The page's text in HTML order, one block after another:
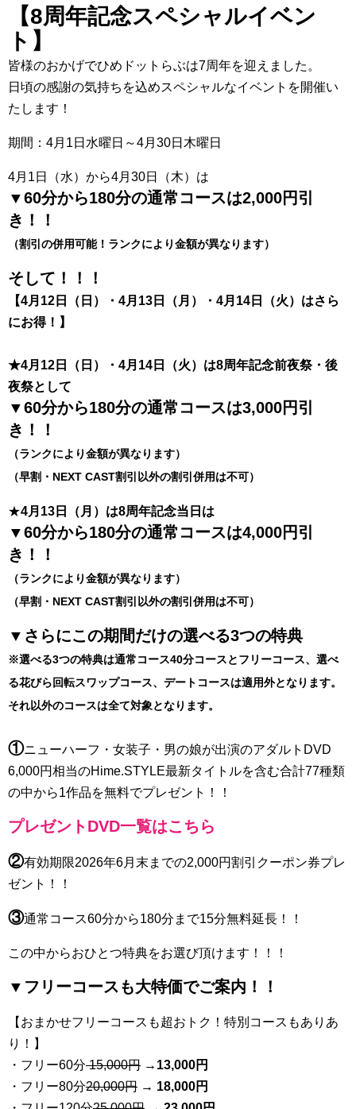
【8周年記念スペシャルイベン
ト】
皆様のおかげでひめドットらぶは7周年を迎えました。
日頃の感謝の気持ちを込めスペシャルなイベントを開催い
たします！
期間：4月1日水曜日～4月30日木曜日
4月1日（水）から4月30日（木）は
▼60分から180分の通常コースは2,000円引
き！！
（割引の併用可能！ランクにより金額が異なります）
そして！！！
【4月12日（日）・4月13日（月）・4月14日（火）はさら
にお得！】
★4月12日（日）・4月14日（火）は8周年記念前夜祭・後
夜祭として
▼60分から180分の通常コースは3,000円引
き！！
（ランクにより金額が異なります）
（早割・NEXT CAST割引以外の割引併用は不可）
★4月13日（月）は8周年記念当日は
▼60分から180分の通常コースは4,000円引
き！！
（ランクにより金額が異なります）
（早割・NEXT CAST割引以外の割引併用は不可）
▼さらにこの期間だけの選べる3つの特典
※選べる3つの特典は通常コース40分コースとフリーコース、選べ
る花びら回転スワップコース、デートコースは適用外となります。
それ以外のコースは全て対象となります。
①ニューハーフ・女装子・男の娘が出演のアダルトDVD
6,000円相当のHime.STYLE最新タイトルを含む合計77種類
の中から1作品を無料でプレゼント！！
プレゼントDVD一覧はこちら
②有効期限2026年6月末までの2,000円割引クーポン券プレ
ゼント！！
③通常コース60分から180分まで15分無料延長！！
この中からおひとつ特典をお選び頂けます！！！
▼フリーコースも大特価でご案内！！
【おまかせフリーコースも超おトク！特別コースもありあ
り！】
・フリー60分15,000円 → 13,000円
・フリー80分20,000円 → 18,000円